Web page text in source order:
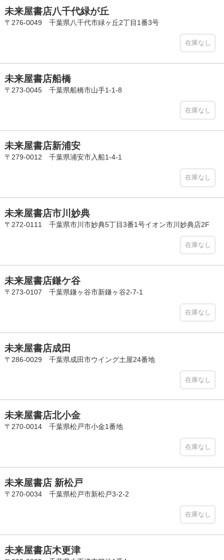
未来屋書店八千代緑が丘
〒276-0049 千葉県八千代市緑ヶ丘2丁目1番3号
在庫なし
未来屋書店船橋
〒273-0045 千葉県船橋市山手1-1-8
在庫なし
未来屋書店新浦安
〒279-0012 千葉県浦安市入船1-4-1
在庫なし
未来屋書店市川妙典
〒272-0111 千葉県市川市妙典5丁目3番1号イオン市川妙典店2F
在庫なし
未来屋書店鎌ケ谷
〒273-0107 千葉県鎌ヶ谷市新鎌ヶ谷2-7-1
在庫なし
未来屋書店成田
〒286-0029 千葉県成田市ウイング土屋24番地
在庫なし
未来屋書店北小金
〒270-0014 千葉県松戸市小金1番地
在庫なし
未来屋書店 新松戸
〒270-0034 千葉県松戸市新松戸3-2-2
在庫なし
未来屋書店木更津